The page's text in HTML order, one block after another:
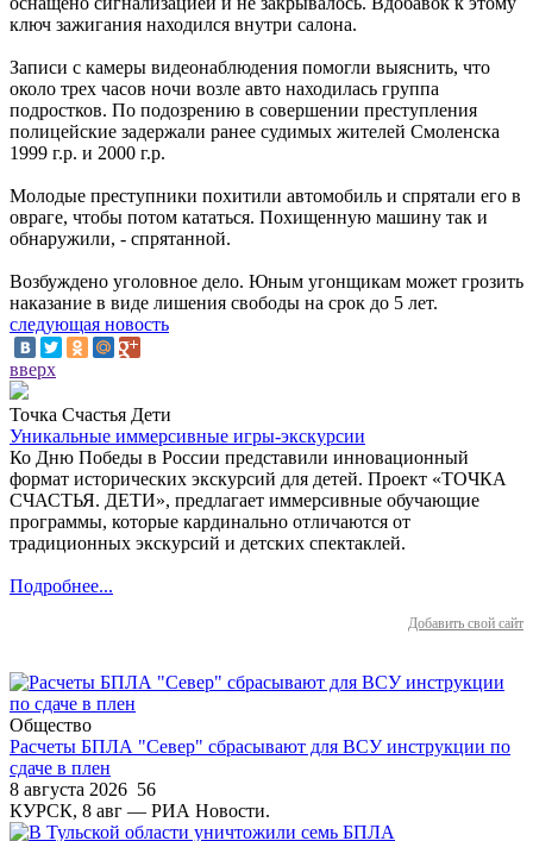
ключ зажигания находился внутри салона.
Записи с камеры видеонаблюдения помогли выяснить, что
около трех часов ночи возле авто находилась группа
подростков. По подозрению в совершении преступления
полицейские задержали ранее судимых жителей Смоленска
1999 г.р. и 2000 г.р.
Молодые преступники похитили автомобиль и спрятали его в
овраге, чтобы потом кататься. Похищенную машину так и
обнаружили, - спрятанной.
Возбуждено уголовное дело. Юным угонщикам может грозить
наказание в виде лишения свободы на срок до 5 лет.
следующая новость
вверх
Точка Счастья Дети
Уникальные иммерсивные игры-экскурсии
Ко Дню Победы в России представили инновационный
формат исторических экскурсий для детей. Проект «ТОЧКА
СЧАСТЬЯ. ДЕТИ», предлагает иммерсивные обучающие
программы, которые кардинально отличаются от
традиционных экскурсий и детских спектаклей.
Подробнее...
Добавить свой сайт
Общество
Расчеты БПЛА "Север" сбрасывают для ВСУ инструкции по
сдаче в плен
8 августа 2026 56
КУРСК, 8 авг — РИА Новости.